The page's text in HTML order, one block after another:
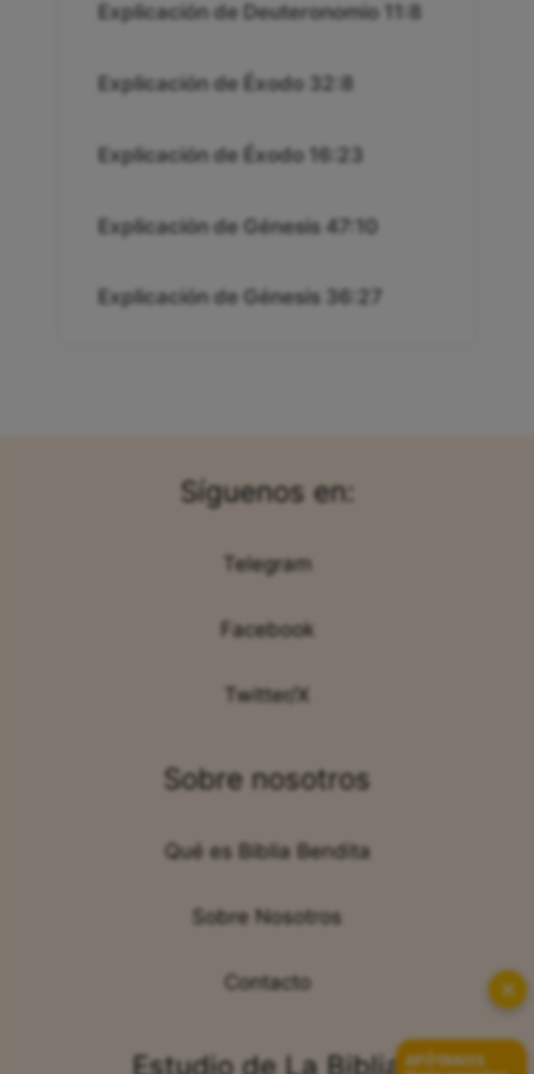
Explicación de Deuteronomio 11:8
Explicación de Éxodo 32:8
Explicación de Éxodo 16:23
Explicación de Génesis 47:10
Explicación de Génesis 36:27
Síguenos en:
Telegram
Facebook
Twitter/X
Sobre nosotros
Qué es Biblia Bendita
Sobre Nosotros
Contacto
Estudio de La Biblia
✕
APÓYANOS